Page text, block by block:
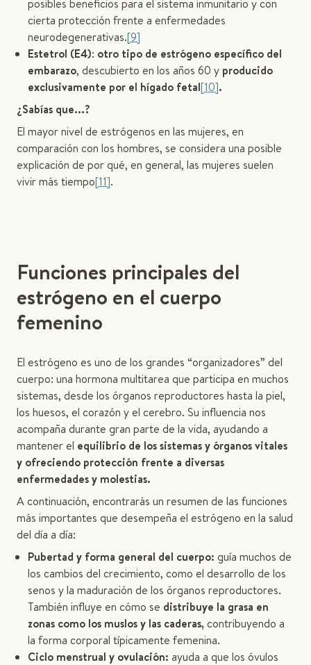
posibles beneficios para el sistema inmunitario y con
cierta protección frente a enfermedades
neurodegenerativas.[9]
Estetrol (E4): otro tipo de estrógeno específico del
embarazo, descubierto en los años 60 y producido
exclusivamente por el hígado fetal[10].
¿Sabías que...?
El mayor nivel de estrógenos en las mujeres, en
comparación con los hombres, se considera una posible
explicación de por qué, en general, las mujeres suelen
vivir más tiempo[11].
Funciones principales del
estrógeno en el cuerpo
femenino
El estrógeno es uno de los grandes “organizadores” del
cuerpo: una hormona multitarea que participa en muchos
sistemas, desde los órganos reproductores hasta la piel,
los huesos, el corazón y el cerebro. Su influencia nos
acompaña durante gran parte de la vida, ayudando a
mantener el equilibrio de los sistemas y órganos vitales
y ofreciendo protección frente a diversas
enfermedades y molestias.
A continuación, encontrarás un resumen de las funciones
más importantes que desempeña el estrógeno en la salud
del día a día:
Pubertad y forma general del cuerpo: guía muchos de
los cambios del crecimiento, como el desarrollo de los
senos y la maduración de los órganos reproductores.
También influye en cómo se distribuye la grasa en
zonas como los muslos y las caderas, contribuyendo a
la forma corporal típicamente femenina.
Ciclo menstrual y ovulación: ayuda a que los óvulos